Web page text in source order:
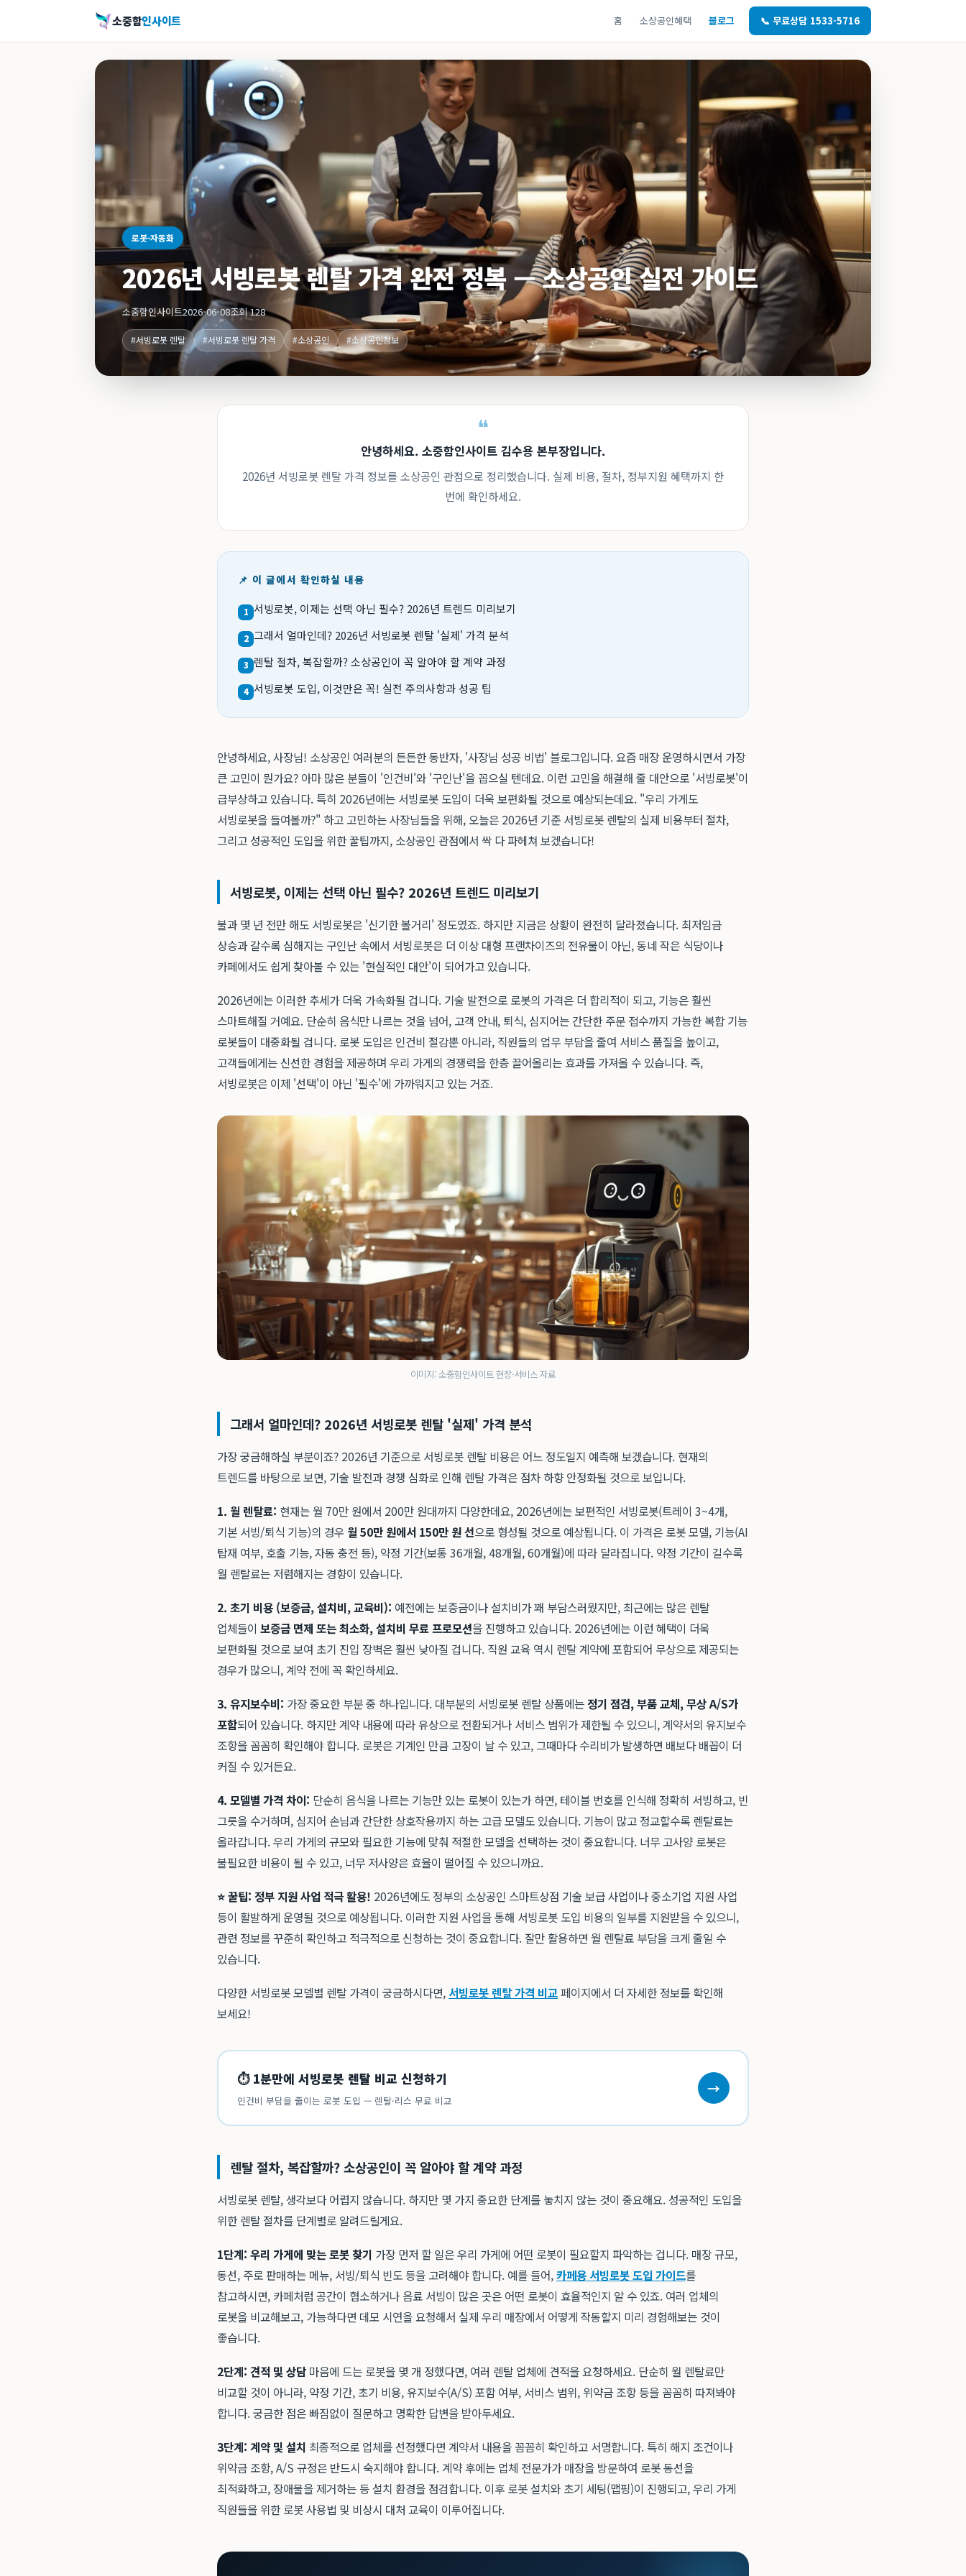
소중함인사이트 홈 소상공인혜택 블로그 📞 무료상담 1533-5716
로봇-자동화
2026년 서빙로봇 렌탈 가격 완전 정복 — 소상공인 실전 가이드
소중함인사이트2026-06-08조회 128
#서빙로봇 렌탈 #서빙로봇 렌탈 가격 #소상공인 #소상공인정보
안녕하세요. 소중함인사이트 김수용 본부장입니다.
2026년 서빙로봇 렌탈 가격 정보를 소상공인 관점으로 정리했습니다. 실제 비용, 절차, 정부지원 혜택까지 한
번에 확인하세요.
📌 이 글에서 확인하실 내용
1 서빙로봇, 이제는 선택 아닌 필수? 2026년 트렌드 미리보기
2 그래서 얼마인데? 2026년 서빙로봇 렌탈 '실제' 가격 분석
3 렌탈 절차, 복잡할까? 소상공인이 꼭 알아야 할 계약 과정
4 서빙로봇 도입, 이것만은 꼭! 실전 주의사항과 성공 팁
안녕하세요, 사장님! 소상공인 여러분의 든든한 동반자, '사장님 성공 비법' 블로그입니다. 요즘 매장 운영하시면서 가장
큰 고민이 뭔가요? 아마 많은 분들이 '인건비'와 '구인난'을 꼽으실 텐데요. 이런 고민을 해결해 줄 대안으로 '서빙로봇'이
급부상하고 있습니다. 특히 2026년에는 서빙로봇 도입이 더욱 보편화될 것으로 예상되는데요. "우리 가게도
서빙로봇을 들여볼까?" 하고 고민하는 사장님들을 위해, 오늘은 2026년 기준 서빙로봇 렌탈의 실제 비용부터 절차,
그리고 성공적인 도입을 위한 꿀팁까지, 소상공인 관점에서 싹 다 파헤쳐 보겠습니다!
서빙로봇, 이제는 선택 아닌 필수? 2026년 트렌드 미리보기
불과 몇 년 전만 해도 서빙로봇은 '신기한 볼거리' 정도였죠. 하지만 지금은 상황이 완전히 달라졌습니다. 최저임금
상승과 갈수록 심해지는 구인난 속에서 서빙로봇은 더 이상 대형 프랜차이즈의 전유물이 아닌, 동네 작은 식당이나
카페에서도 쉽게 찾아볼 수 있는 '현실적인 대안'이 되어가고 있습니다.
2026년에는 이러한 추세가 더욱 가속화될 겁니다. 기술 발전으로 로봇의 가격은 더 합리적이 되고, 기능은 훨씬
스마트해질 거예요. 단순히 음식만 나르는 것을 넘어, 고객 안내, 퇴식, 심지어는 간단한 주문 접수까지 가능한 복합 기능
로봇들이 대중화될 겁니다. 로봇 도입은 인건비 절감뿐 아니라, 직원들의 업무 부담을 줄여 서비스 품질을 높이고,
고객들에게는 신선한 경험을 제공하며 우리 가게의 경쟁력을 한층 끌어올리는 효과를 가져올 수 있습니다. 즉,
서빙로봇은 이제 '선택'이 아닌 '필수'에 가까워지고 있는 거죠.
이미지: 소중함인사이트 현장·서비스 자료
그래서 얼마인데? 2026년 서빙로봇 렌탈 '실제' 가격 분석
가장 궁금해하실 부분이죠? 2026년 기준으로 서빙로봇 렌탈 비용은 어느 정도일지 예측해 보겠습니다. 현재의
트렌드를 바탕으로 보면, 기술 발전과 경쟁 심화로 인해 렌탈 가격은 점차 하향 안정화될 것으로 보입니다.
1. 월 렌탈료: 현재는 월 70만 원에서 200만 원대까지 다양한데요, 2026년에는 보편적인 서빙로봇(트레이 3~4개,
기본 서빙/퇴식 기능)의 경우 월 50만 원에서 150만 원 선으로 형성될 것으로 예상됩니다. 이 가격은 로봇 모델, 기능(AI
탑재 여부, 호출 기능, 자동 충전 등), 약정 기간(보통 36개월, 48개월, 60개월)에 따라 달라집니다. 약정 기간이 길수록
월 렌탈료는 저렴해지는 경향이 있습니다.
2. 초기 비용 (보증금, 설치비, 교육비): 예전에는 보증금이나 설치비가 꽤 부담스러웠지만, 최근에는 많은 렌탈
업체들이 보증금 면제 또는 최소화, 설치비 무료 프로모션을 진행하고 있습니다. 2026년에는 이런 혜택이 더욱
보편화될 것으로 보여 초기 진입 장벽은 훨씬 낮아질 겁니다. 직원 교육 역시 렌탈 계약에 포함되어 무상으로 제공되는
경우가 많으니, 계약 전에 꼭 확인하세요.
3. 유지보수비: 가장 중요한 부분 중 하나입니다. 대부분의 서빙로봇 렌탈 상품에는정기 점검, 부품 교체, 무상 A/S가
포함되어 있습니다. 하지만 계약 내용에 따라 유상으로 전환되거나 서비스 범위가 제한될 수 있으니, 계약서의 유지보수
조항을 꼼꼼히 확인해야 합니다. 로봇은 기계인 만큼 고장이 날 수 있고, 그때마다 수리비가 발생하면 배보다 배꼽이 더
커질 수 있거든요.
4. 모델별 가격 차이: 단순히 음식을 나르는 기능만 있는 로봇이 있는가 하면, 테이블 번호를 인식해 정확히 서빙하고, 빈
그릇을 수거하며, 심지어 손님과 간단한 상호작용까지 하는 고급 모델도 있습니다. 기능이 많고 정교할수록 렌탈료는
올라갑니다. 우리 가게의 규모와 필요한 기능에 맞춰 적절한 모델을 선택하는 것이 중요합니다. 너무 고사양 로봇은
불필요한 비용이 될 수 있고, 너무 저사양은 효율이 떨어질 수 있으니까요.
⭐ 꿀팁: 정부 지원 사업 적극 활용! 2026년에도 정부의 소상공인 스마트상점 기술 보급 사업이나 중소기업 지원 사업
등이 활발하게 운영될 것으로 예상됩니다. 이러한 지원 사업을 통해 서빙로봇 도입 비용의 일부를 지원받을 수 있으니,
관련 정보를 꾸준히 확인하고 적극적으로 신청하는 것이 중요합니다. 잘만 활용하면 월 렌탈료 부담을 크게 줄일 수
있습니다.
다양한 서빙로봇 모델별 렌탈 가격이 궁금하시다면, 서빙로봇 렌탈 가격 비교페이지에서 더 자세한 정보를 확인해
보세요!
⏱ 1분만에 서빙로봇 렌탈 비교 신청하기
인건비 부담을 줄이는 로봇 도입 — 렌탈·리스 무료 비교
→
렌탈 절차, 복잡할까? 소상공인이 꼭 알아야 할 계약 과정
서빙로봇 렌탈, 생각보다 어렵지 않습니다. 하지만 몇 가지 중요한 단계를 놓치지 않는 것이 중요해요. 성공적인 도입을
위한 렌탈 절차를 단계별로 알려드릴게요.
1단계: 우리 가게에 맞는 로봇 찾기 가장 먼저 할 일은 우리 가게에 어떤 로봇이 필요할지 파악하는 겁니다. 매장 규모,
동선, 주로 판매하는 메뉴, 서빙/퇴식 빈도 등을 고려해야 합니다. 예를 들어,카페용 서빙로봇 도입 가이드를
참고하시면, 카페처럼 공간이 협소하거나 음료 서빙이 많은 곳은 어떤 로봇이 효율적인지 알 수 있죠. 여러 업체의
로봇을 비교해보고, 가능하다면 데모 시연을 요청해서 실제 우리 매장에서 어떻게 작동할지 미리 경험해보는 것이
좋습니다.
2단계: 견적 및 상담 마음에 드는 로봇을 몇 개 정했다면, 여러 렌탈 업체에 견적을 요청하세요. 단순히 월 렌탈료만
비교할 것이 아니라, 약정 기간, 초기 비용, 유지보수(A/S) 포함 여부, 서비스 범위, 위약금 조항 등을 꼼꼼히 따져봐야
합니다. 궁금한 점은 빠짐없이 질문하고 명확한 답변을 받아두세요.
3단계: 계약 및 설치 최종적으로 업체를 선정했다면 계약서 내용을 꼼꼼히 확인하고 서명합니다. 특히 해지 조건이나
위약금 조항, A/S 규정은 반드시 숙지해야 합니다. 계약 후에는 업체 전문가가 매장을 방문하여 로봇 동선을
최적화하고, 장애물을 제거하는 등 설치 환경을 점검합니다. 이후 로봇 설치와 초기 세팅(맵핑)이 진행되고, 우리 가게
직원들을 위한 로봇 사용법 및 비상시 대처 교육이 이루어집니다.